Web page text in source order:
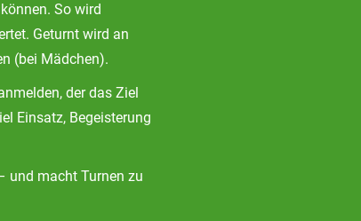
So wird
Geturnt wird an
(bei Mädchen).
der das Ziel
Einsatz, Begeisterung
und macht Turnen zu